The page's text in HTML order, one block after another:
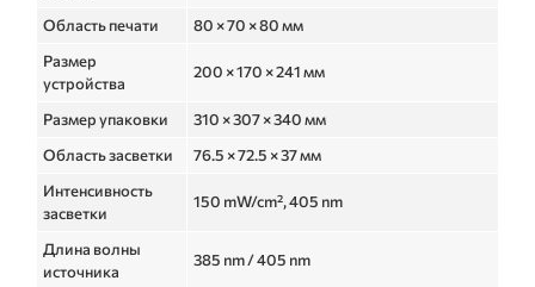
Область печати
80 × 70 × 80 мм
Размер
устройства
200 × 170 × 241 мм
Размер упаковки
310 × 307 × 340 мм
Область засветки
76.5 × 72.5 × 37 мм
Интенсивность
засветки
150 mW/cm², 405 nm
Длина волны
источника
385 nm / 405 nm